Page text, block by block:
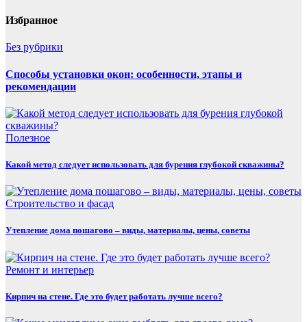
Избранное
Без рубрики
Способы установки окон: особенности, этапы и
рекомендации
Полезнoe
Какой метод следует использовать для бурения глубокой скважины?
Строительство и фасад
Утепление дома пошагово – виды, материалы, цены, советы
Ремонт и интерьер
Кирпич на стене. Где это будет работать лучше всего?